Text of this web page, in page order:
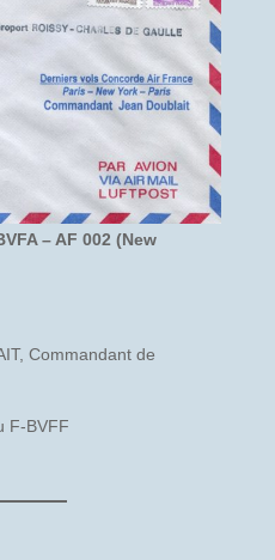
– AF 002 (New
Commandant de
F-BVFF